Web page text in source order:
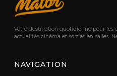
Votre destination quotidienne pour les
actualités cinéma et sorties en salles.
NAVIGATION